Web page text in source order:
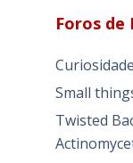
Foros
Small
Twisted